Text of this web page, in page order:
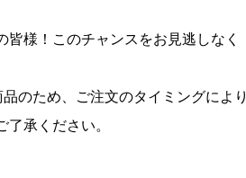
皆様！このチャンスをお見逃しなく
のため、ご注文のタイミングによ
了承ください。